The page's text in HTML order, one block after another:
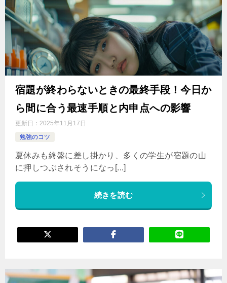
宿題が終わらないときの最終手段！今日か
ら間に合う最速手順と内申点への影響
更新日： 2025年11月17日
勉強のコツ
夏休みも終盤に差し掛かり、多くの学生が宿題の山
に押しつぶされそうになっ[...]
続きを読む